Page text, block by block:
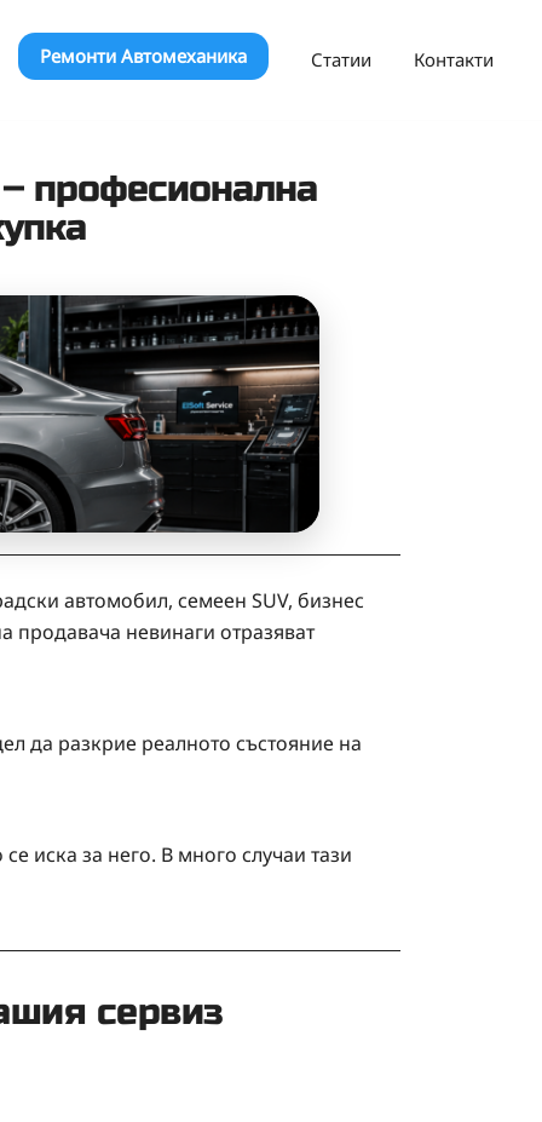
Ремонти Автомеханика Статии Контакти
професионална
автомобил, семеен SUV, бизнес
продавача невинаги отразяват
да разкрие реалното състояние на
иска за него. В много случаи тази
сервиз